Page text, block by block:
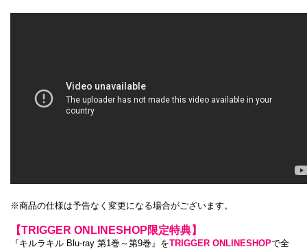
※商品の仕様は予告なく変更になる場合がございます。
【TRIGGER ONLINESHOP限定特典】
『キルラキル Blu-ray 第1巻～第9巻』をTRIGGER ONLINESHOPで全